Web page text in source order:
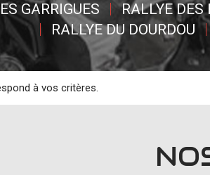
GARRIGUES
RALLYE DES
RALLYE DU DOURDOU
à vos critères.